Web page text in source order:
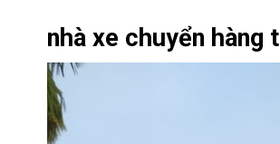
nhà xe chuyển hàng
Published